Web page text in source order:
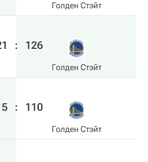
Голден Стэйт
: 126
Голден Стэйт
: 110
Голден Стэйт